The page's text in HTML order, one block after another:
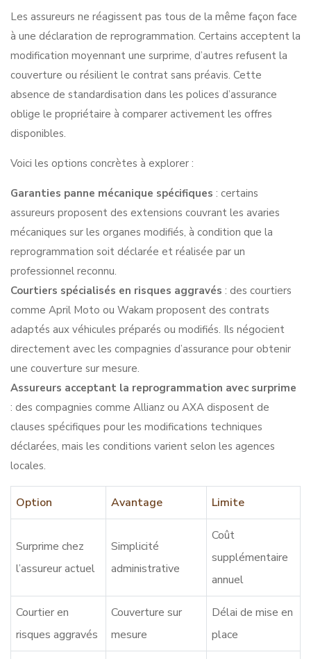
Les assureurs ne réagissent pas tous de la même façon face
à une déclaration de reprogrammation. Certains acceptent la
modification moyennant une surprime, d’autres refusent la
couverture ou résilient le contrat sans préavis. Cette
absence de standardisation dans les polices d’assurance
oblige le propriétaire à comparer activement les offres
disponibles.
Voici les options concrètes à explorer :
Garanties panne mécanique spécifiques : certains
assureurs proposent des extensions couvrant les avaries
mécaniques sur les organes modifiés, à condition que la
reprogrammation soit déclarée et réalisée par un
professionnel reconnu.
Courtiers spécialisés en risques aggravés : des courtiers
comme April Moto ou Wakam proposent des contrats
adaptés aux véhicules préparés ou modifiés. Ils négocient
directement avec les compagnies d’assurance pour obtenir
une couverture sur mesure.
Assureurs acceptant la reprogrammation avec surprime
: des compagnies comme Allianz ou AXA disposent de
clauses spécifiques pour les modifications techniques
déclarées, mais les conditions varient selon les agences
locales.
Option Avantage Limite
Surprime chez
l’assureur actuel
Simplicité
administrative
Coût
supplémentaire
annuel
Courtier en
risques aggravés
Couverture sur
mesure
Délai de mise en
place